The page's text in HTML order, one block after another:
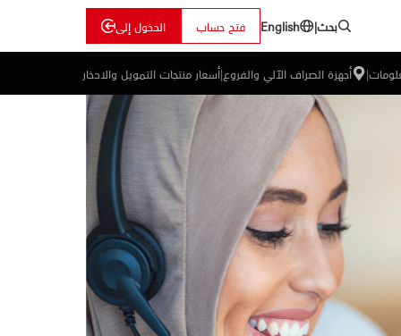
بحث|
English فتح حساب الدخول إلى
| أجهزة الصراف الآلي والفروع|أسعار منتجات التمويل والادخار